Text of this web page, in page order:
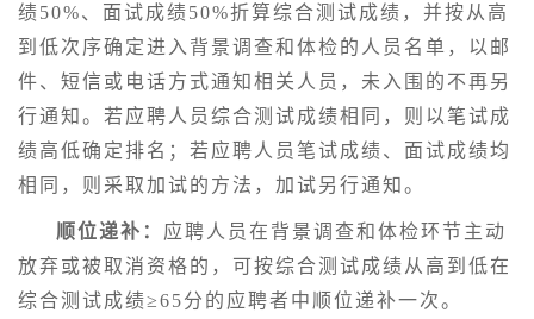
绩50%、面试成绩50%折算综合测试成绩，并按从高
到低次序确定进入背景调查和体检的人员名单，以邮
件、短信或电话方式通知相关人员，未入围的不再另
行通知。若应聘人员综合测试成绩相同，则以笔试成
绩高低确定排名；若应聘人员笔试成绩、面试成绩均
相同，则采取加试的方法，加试另行通知。
顺位递补： 应聘人员在背景调查和体检环节主动
放弃或被取消资格的，可按综合测试成绩从高到低在
综合测试成绩≥65分的应聘者中顺位递补一次。